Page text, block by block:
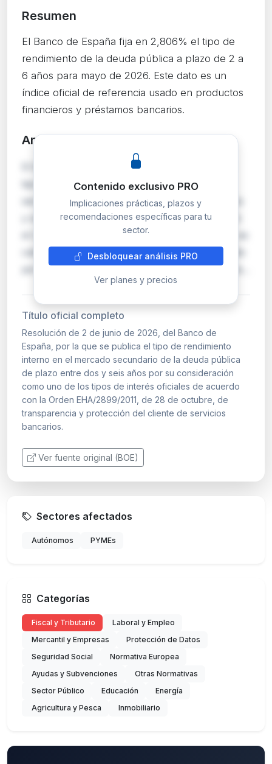
Resumen
El Banco de España fija en 2,806% el tipo de
rendimiento de la deuda pública a plazo de 2 a
6 años para mayo de 2026. Este dato es un
índice oficial de referencia usado en productos
financieros y préstamos bancarios.
Análisis detallado
El Banco de España publica mensualmente el
tipo de rendimiento interno en el mercado
secundario de deuda pública de plazo entre dos
y seis años, que para mayo de 2026 se sitúa en
el 2,806%. Este índice, conocido como RODE, es
calculado por la Sociedad de Bolsas y publicado
por BME Renta Variable. Su relevancia práctica…
Contenido exclusivo PRO
Implicaciones prácticas, plazos y
recomendaciones específicas para tu
sector.
Desbloquear análisis PRO
Ver planes y precios
Título oficial completo
Resolución de 2 de junio de 2026, del Banco de
España, por la que se publica el tipo de rendimiento
interno en el mercado secundario de la deuda pública
de plazo entre dos y seis años por su consideración
como uno de los tipos de interés oficiales de acuerdo
con la Orden EHA/2899/2011, de 28 de octubre, de
transparencia y protección del cliente de servicios
bancarios.
Ver fuente original (BOE)
Sectores afectados
Autónomos PYMEs
Categorías
Fiscal y Tributario
Laboral y Empleo
Mercantil y Empresas
Protección de Datos
Seguridad Social
Normativa Europea
Ayudas y Subvenciones
Otras Normativas
Sector Público
Educación
Energía
Agricultura y Pesca
Inmobiliario